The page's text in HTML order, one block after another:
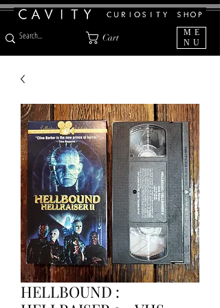
Cart
ME
NU
HELLBOUND :